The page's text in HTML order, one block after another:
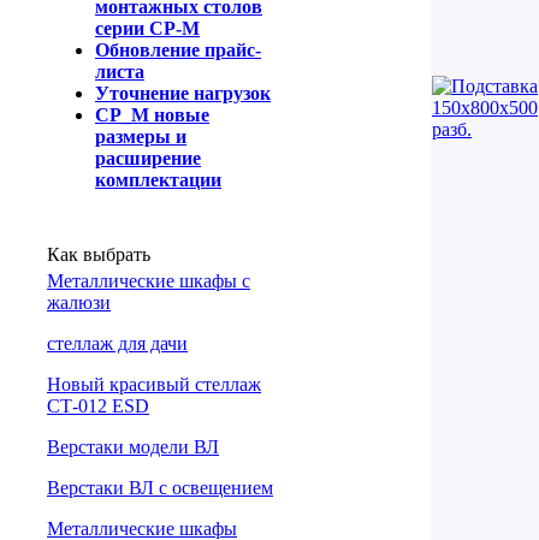
монтажных столов
серии СР-М
Обновление прайс-
листа
Уточнение нагрузок
СР_М новые
размеры и
расширение
комплектации
Как выбрать
Металлические шкафы с
жалюзи
cтеллаж для дачи
Новый красивый стеллаж
СТ-012 ESD
Верстаки модели ВЛ
Верстаки ВЛ с освещением
Металлические шкафы